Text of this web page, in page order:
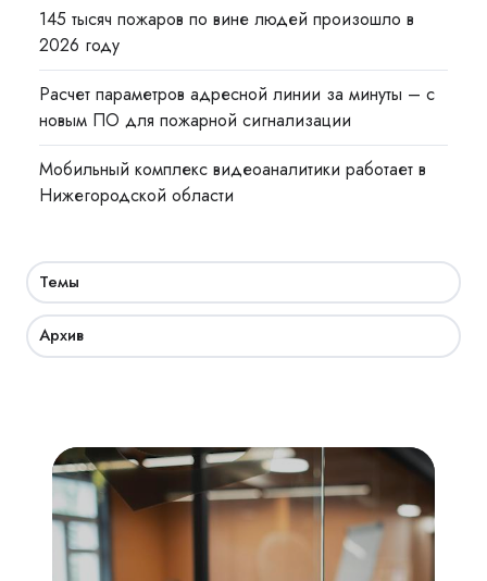
145 тысяч пожаров по вине людей произошло в
2026 году
Расчет параметров адресной линии за минуты – с
новым ПО для пожарной сигнализации
Мобильный комплекс видеоаналитики работает в
Нижегородской области
Темы
Архив
Академия
СКУД:
мобильный
доступ,